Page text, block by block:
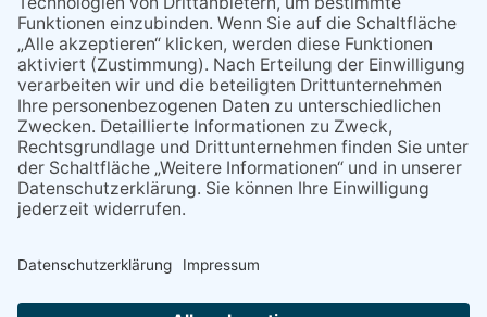
Zur vollständigen Bearbeitung Ihrer Abo-Bestellung benötigen
wir noch eine Unterschrift von Ihnen. Nach dem Ausfüllen
drucken Sie das Formular bitte ausund senden Sie es
unterschrieben an uns.
Ort, Datum
Unterschrift
Bitte senden Sie das unterschriebene Formular an: Verlag
Dreisbach GmbH, Zeilring 40.1, 65817 Eppstein.